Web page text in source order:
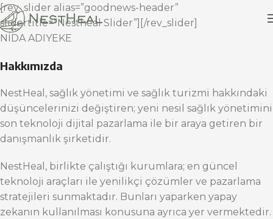
[rev_slider alias=”goodnews-header”
slidertitle=”Nestheal Slider”][/rev_slider]
NİDA ADIYEKE
Hakkımızda
NestHeal, sağlık yönetimi ve sağlık turizmi hakkındaki
düşüncelerinizi değiştiren; yeni nesil sağlık yönetimini
son teknoloji dijital pazarlama ile bir araya getiren bir
danışmanlık şirketidir.
NestHeal, birlikte çalıştığı kurumlara; en güncel
teknoloji araçları ile yenilikçi çözümler ve pazarlama
stratejileri sunmaktadır. Bunları yaparken yapay
zekanın kullanılması konusuna ayrıca yer vermektedir.